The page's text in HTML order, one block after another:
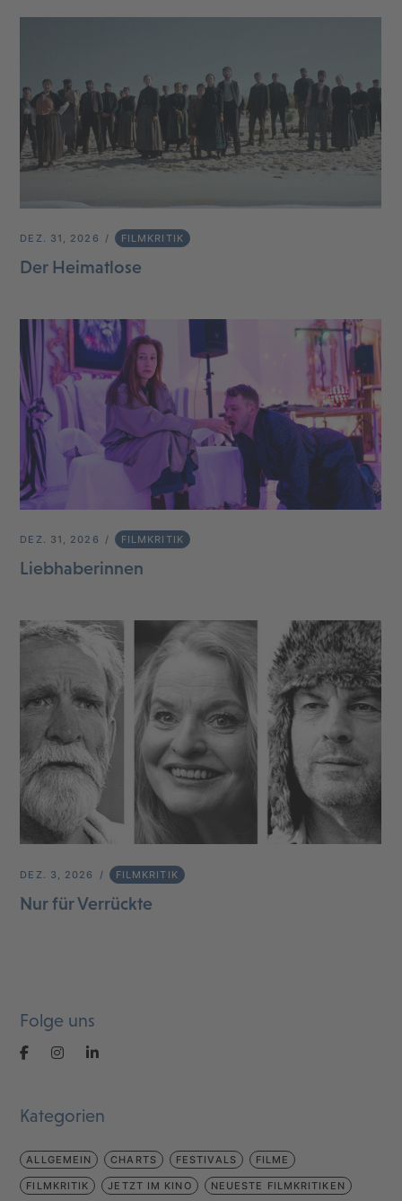
DEZ. 31, 2026 FILMKRITIK
Der Heimatlose
DEZ. 31, 2026 FILMKRITIK
Liebhaberinnen
DEZ. 3, 2026 FILMKRITIK
Nur für Verrückte
Folge uns
Kategorien
ALLGEMEIN CHARTS FESTIVALS FILME
FILMKRITIK JETZT IM KINO NEUESTE FILMKRITIKEN